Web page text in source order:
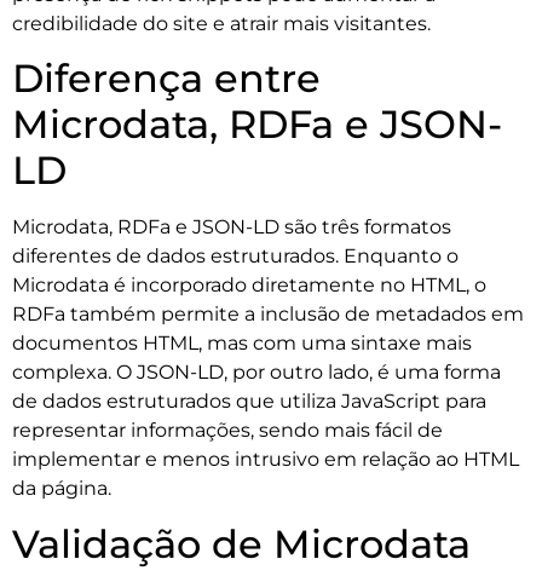
credibilidade do site e atrair mais visitantes.
Diferença entre
Microdata, RDFa e JSON-
LD
Microdata, RDFa e JSON-LD são três formatos
diferentes de dados estruturados. Enquanto o
Microdata é incorporado diretamente no HTML, o
RDFa também permite a inclusão de metadados em
documentos HTML, mas com uma sintaxe mais
complexa. O JSON-LD, por outro lado, é uma forma
de dados estruturados que utiliza JavaScript para
representar informações, sendo mais fácil de
implementar e menos intrusivo em relação ao HTML
da página.
Validação de Microdata